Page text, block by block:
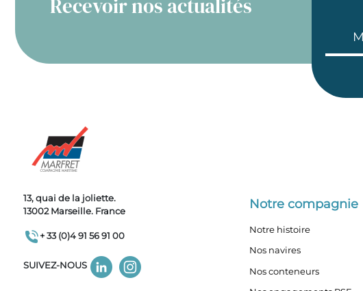
Recevoir nos actualités
13, quai de la joliette.
13002 Marseille. France
+ 33 (0)4 91 56 91 00
SUIVEZ-NOUS
Notre compagnie
Notre histoire
Nos navires
Nos conteneurs